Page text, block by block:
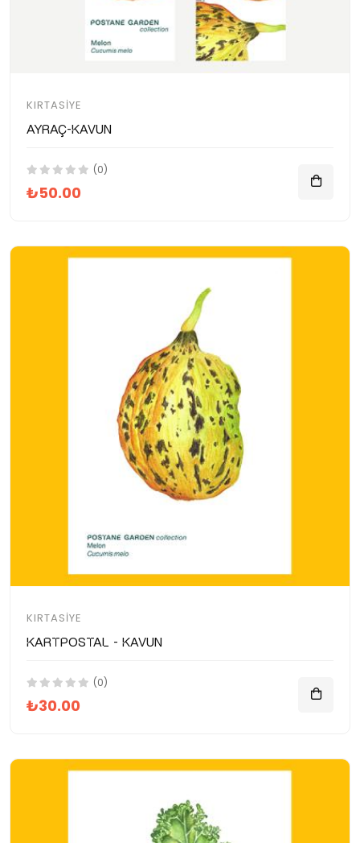
KIRTASIYE
Ayraç-Kavun
(0)
₺50.00
KIRTASIYE
Kartpostal - Kavun
(0)
₺30.00